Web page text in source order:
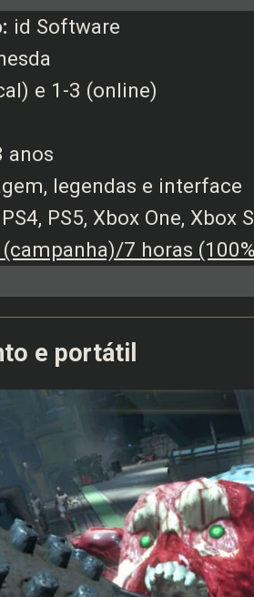
id Software
e 1-3 (online)
anos
legendas e interface
PS4, PS5, Xbox One, Xbox
7 horas
e portátil